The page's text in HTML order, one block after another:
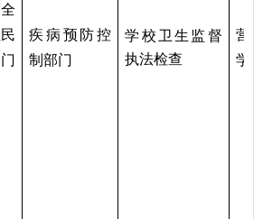
疾病预防控
制部门
学校卫生监督
执法检查
营
学